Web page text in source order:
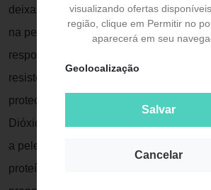
visualizando ofertas
região, clique em Permitir no
aparecerá em seu
Geolocalização
Salvar
Cancelar
deixando um toque suave, matizado,
na pele. FORMULAÇÃO: - Octocrileno:
responsável por bloquear os raios UVA
resistência do produto à água; -
proteção altamente eficaz contra os
Dióxido de Titânio: filtro físico que
a pele e protege contra a incidência
proteína responsável pela sustentação